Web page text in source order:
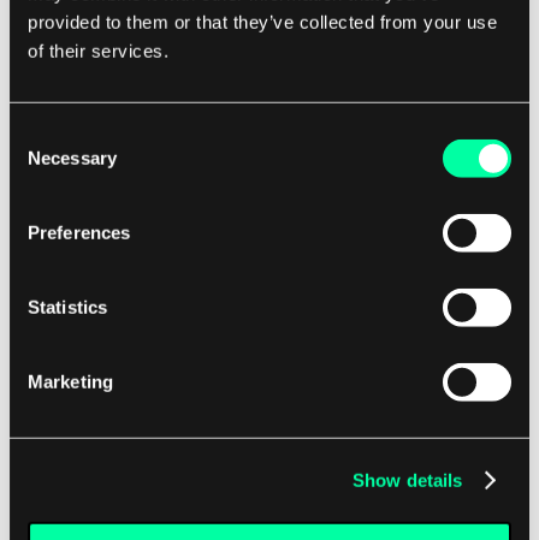
provided to them or that they’ve collected from your use
of their services.
Selection
Necessary
Preferences
Statistics
Marketing
Show details
zapewnić zgodność z przepisami, takimi jak
Ustawa o przenośności i odpowiedzialności
ubezpieczeń zdrowotnych (HIPAA). Ogólnie rzecz
zrewolucjonizować branżę ochrony zdrowia
rzeczywistym, poprawę wyników pacjentów i
medycznej.
świadczeniodawcy coraz częściej zwracają się ku
edge computing jako skutecznemu narzędziu do